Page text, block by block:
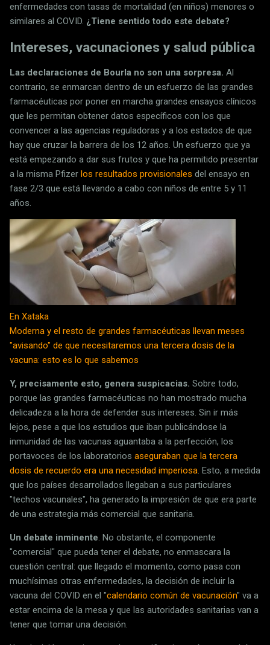
enfermedades con tasas de mortalidad (en niños) menores o
similares al COVID. ¿Tiene sentido todo este debate?
Intereses, vacunaciones y salud pública
Las declaraciones de Bourla no son una sorpresa. Al
contrario, se enmarcan dentro de un esfuerzo de las grandes
farmacéuticas por poner en marcha grandes ensayos clínicos
que les permitan obtener datos específicos con los que
convencer a las agencias reguladoras y a los estados de que
hay que cruzar la barrera de los 12 años. Un esfuerzo que ya
está empezando a dar sus frutos y que ha permitido presentar
a la misma Pfizer los resultados provisionales del ensayo en
fase 2/3 que está llevando a cabo con niños de entre 5 y 11
años.
En Xataka
Moderna y el resto de grandes farmacéuticas llevan meses
"avisando" de que necesitaremos una tercera dosis de la
vacuna: esto es lo que sabemos
Y, precisamente esto, genera suspicacias. Sobre todo,
porque las grandes farmacéuticas no han mostrado mucha
delicadeza a la hora de defender sus intereses. Sin ir más
lejos, pese a que los estudios que iban publicándose la
inmunidad de las vacunas aguantaba a la perfección, los
portavoces de los laboratorios aseguraban que la tercera
dosis de recuerdo era una necesidad imperiosa. Esto, a medida
que los países desarrollados llegaban a sus particulares
"techos vacunales", ha generado la impresión de que era parte
de una estrategia más comercial que sanitaria.
Un debate inminente. No obstante, el componente
"comercial" que pueda tener el debate, no enmascara la
cuestión central: que llegado el momento, como pasa con
muchísimas otras enfermedades, la decisión de incluir la
vacuna del COVID en el "calendario común de vacunación" va a
estar encima de la mesa y que las autoridades sanitarias van a
tener que tomar una decisión.